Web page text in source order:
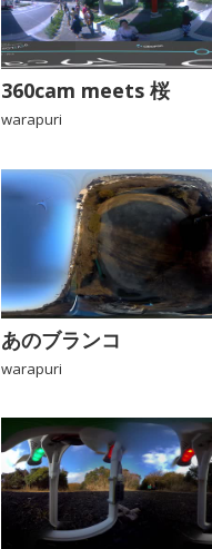
360cam meets 桜
warapuri
あのブランコ
warapuri